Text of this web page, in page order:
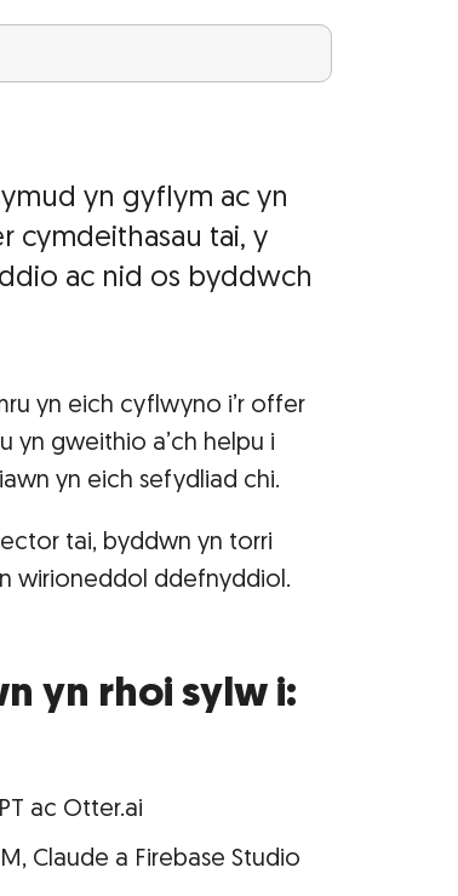
yn gyflym ac yn
cymdeithasau tai, y
ac nid os byddwch
yn eich cyflwyno i’r offer
yn gweithio a’ch helpu i
yn eich sefydliad chi.
tai, byddwn yn torri
wirioneddol ddefnyddiol.
yn rhoi sylw i:
ac Otter.ai
Claude a Firebase Studio